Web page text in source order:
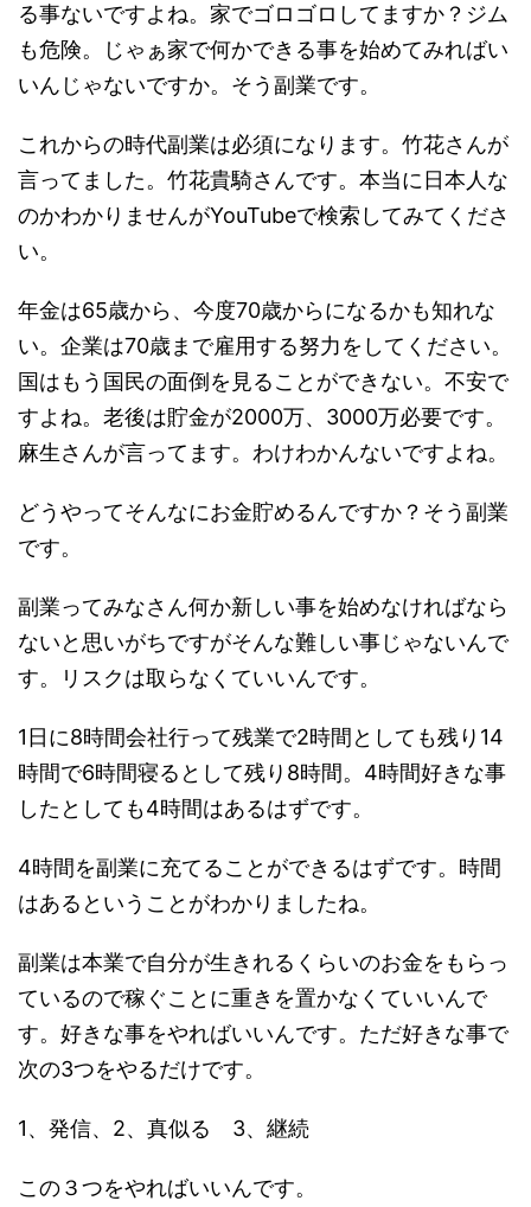
る事ないですよね。家でゴロゴロしてますか？ジム
も危険。じゃぁ家で何かできる事を始めてみればい
いんじゃないですか。そう副業です。
これからの時代副業は必須になります。竹花さんが
言ってました。竹花貴騎さんです。本当に日本人な
のかわかりませんがYouTubeで検索してみてくださ
い。
年金は65歳から、今度70歳からになるかも知れな
い。企業は70歳まで雇用する努力をしてください。
国はもう国民の面倒を見ることができない。不安で
すよね。老後は貯金が2000万、3000万必要です。
麻生さんが言ってます。わけわかんないですよね。
どうやってそんなにお金貯めるんですか？そう副業
です。
副業ってみなさん何か新しい事を始めなければなら
ないと思いがちですがそんな難しい事じゃないんで
す。リスクは取らなくていいんです。
1日に8時間会社行って残業で2時間としても残り14
時間で6時間寝るとして残り8時間。4時間好きな事
したとしても4時間はあるはずです。
4時間を副業に充てることができるはずです。時間
はあるということがわかりましたね。
副業は本業で自分が生きれるくらいのお金をもらっ
ているので稼ぐことに重きを置かなくていいんで
す。好きな事をやればいいんです。ただ好きな事で
次の3つをやるだけです。
1、発信、2、真似る 3、継続
この３つをやればいいんです。